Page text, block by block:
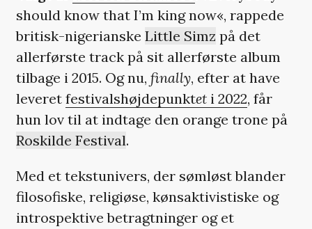
should know that I’m king now«, rappede
britisk-nigerianske Little Simz på det
allerførste track på sit allerførste album
tilbage i 2015. Og nu, finally, efter at have
leveret festivalshøjdepunkteti 2022, får
hun lov til at indtage den orange trone på
Roskilde Festival.
Med et tekstunivers, der sømløst blander
filosofiske, religiøse, kønsaktivistiske og
introspektive betragtninger og et